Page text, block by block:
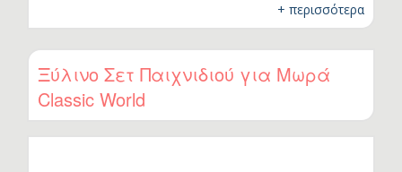
χρησιμοποιήσουν και τα δύο χεράκια τους για να
ολοκληρώσουν την αποστολή, ενισχύοντας έτσι
τον συντονισμό χεριού-ματιού και τις λεπτές
κινητικές δεξιότητες. Ένα ιδανικό εκπαιδευτικό
παιχνίδι που συνδυάζει διασκέδαση και μάθηση!
+ περισσότερα
Ξύλινο Σετ Παιχνιδιού για Μωρά
Classic World